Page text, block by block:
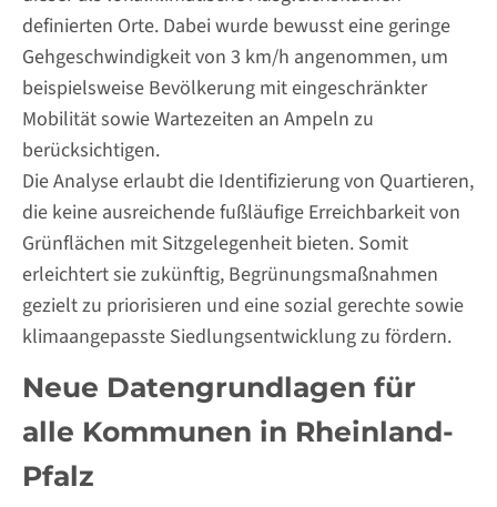
definierten Orte. Dabei wurde bewusst eine geringe
Gehgeschwindigkeit von 3 km/h angenommen, um
beispielsweise Bevölkerung mit eingeschränkter
Mobilität sowie Wartezeiten an Ampeln zu
berücksichtigen.
Die Analyse erlaubt die Identifizierung von Quartieren,
die keine ausreichende fußläufige Erreichbarkeit von
Grünflächen mit Sitzgelegenheit bieten. Somit
erleichtert sie zukünftig, Begrünungsmaßnahmen
gezielt zu priorisieren und eine sozial gerechte sowie
klimaangepasste Siedlungsentwicklung zu fördern.
Neue Datengrundlagen für
alle Kommunen in Rheinland-
Pfalz